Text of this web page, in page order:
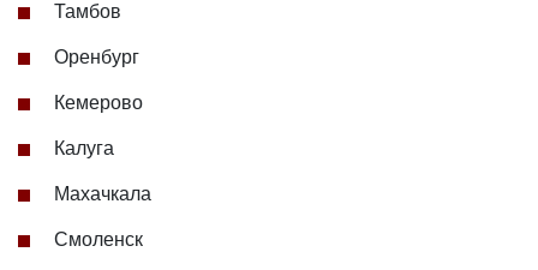
Тамбов
Оренбург
Кемерово
Калуга
Махачкала
Смоленск